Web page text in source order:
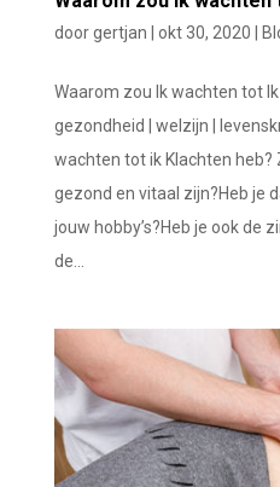
doorgertjan okt 30, 2020
Waarom zou Ik wachten tot Ik
gezondheid | welzijn |
wachten tot ik Klachten heb?
gezond en vitaal zijn?Heb je
jouw hobby’s?Heb je ook de
de...